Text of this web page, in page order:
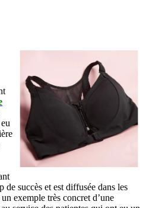
de succès et est diffusée dans les
exemple très concret d’une